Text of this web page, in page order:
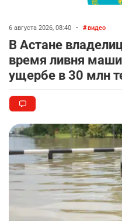
2511 5
9
🗣 620 человек
амнистии
2388 3
10
🏠 Оправданному
2387 7
6 августа 2026, 08:40 • видео
В Астане
время ливня
ущербе в 30 млн